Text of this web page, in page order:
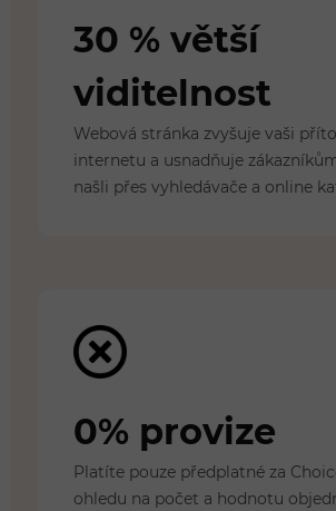
30 % větší
viditelnost
Webová stránka zvyšuje vaši
internetu a usnadňuje
našli přes vyhledávače a online
0% provize
Platíte pouze předplatné za
ohledu na počet a hodnotu